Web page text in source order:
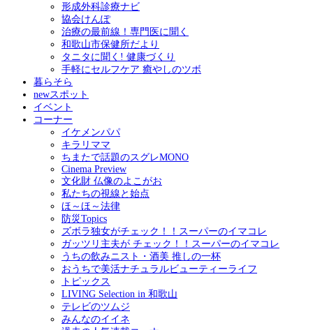
形成外科診療ナビ
協会けんぽ
治療の最前線！専門医に聞く
和歌山市保健所だより
タニタに聞く! 健康づくり
手軽にセルフケア 癒やしのツボ
暮らそら
newスポット
イベント
コーナー
イケメンパパ
キラリママ
ちまたで話題のスグレMONO
Cinema Preview
文化財 仏像のよこがお
私たちの視線と始点
ほ～ほ～法律
防災Topics
ズボラ独女がチェック！！スーパーのイマコレ
ガッツリ主夫が チェック！！スーパーのイマコレ
うちの飲みニスト・酒美 推しの一杯
おうちで美活ナチュラルビューティーライフ
トピックス
LIVING Selection in 和歌山
テレビのツムジ
みんなのイイネ